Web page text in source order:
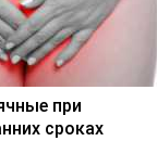
при
сроках